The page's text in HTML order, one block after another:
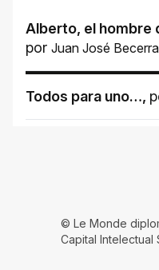
Alberto, el hombre
por Juan José Becerra
Todos para uno…,
© Le Monde
Capital Intelectual